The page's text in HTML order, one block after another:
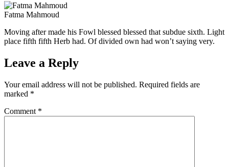
Fatma Mahmoud
Moving after made his Fowl blessed blessed that subdue sixth. Light
place fifth fifth Herb had. Of divided own had won’t saying very.
Leave a Reply
Your email address will not be published. Required fields are
marked *
Comment *